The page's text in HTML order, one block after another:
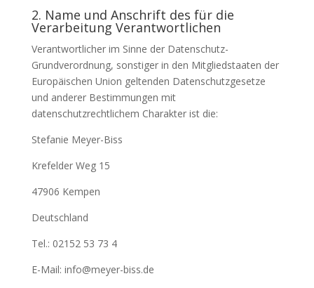
2. Name und Anschrift des für die
Verarbeitung Verantwortlichen
Verantwortlicher im Sinne der Datenschutz-
Grundverordnung, sonstiger in den Mitgliedstaaten der
Europäischen Union geltenden Datenschutzgesetze
und anderer Bestimmungen mit
datenschutzrechtlichem Charakter ist die:
Stefanie Meyer-Biss
Krefelder Weg 15
47906 Kempen
Deutschland
Tel.: 02152 53 73 4
E-Mail: info@meyer-biss.de